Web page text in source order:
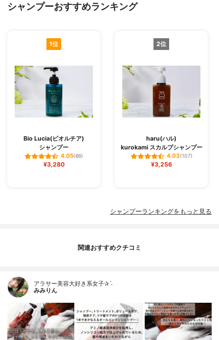
シャンプーおすすめランキング
1位
Bio Lucia(ビオルチア)
シャンプー
4.05(86)
¥3,280
2位
haru(ハル)
kurokami スカルプシャンプー
4.03(107)
¥3,256
シャンプーランキングをもっと見る
関連おすすめクチコミ
アラサー美容大好き系女子✰ˊ˗
みみりん